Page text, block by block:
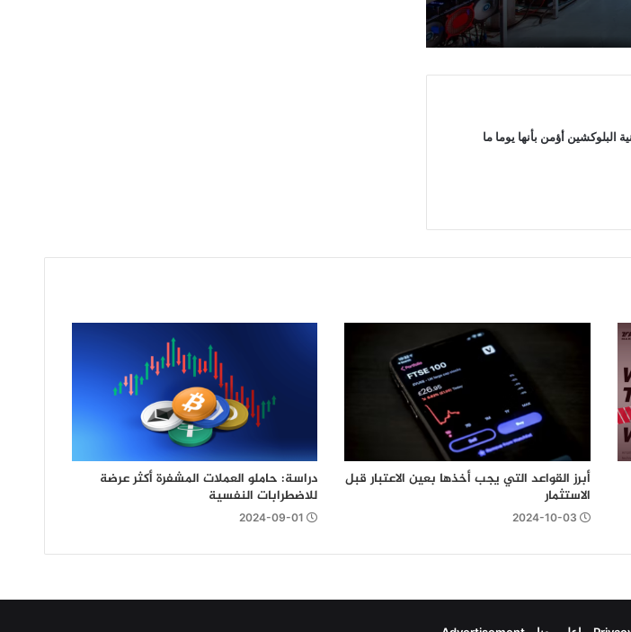
تحظر تعدين الكريبتو من
هنا
وقت مضى…إليك السبب!
أؤمن بأنها يوما ما
أبرز القواعد التي يجب أخذها بعين الاعتبار قبل
الاستثمار
2024-10-03
دراسة: حاملو العملات المشفرة أكثر عرضة
للاضطرابات النفسية
2024-09-01